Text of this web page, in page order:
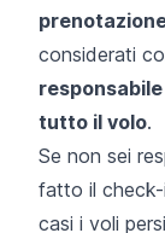
considerati
tutto il volo.
Se non sei
fatto il check-
casi i voli